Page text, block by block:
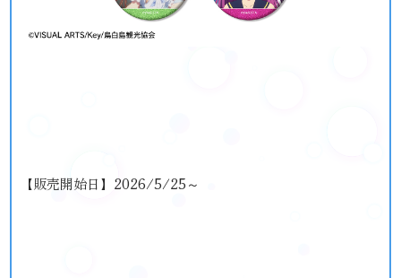
【販売開始日】2026/5/25～